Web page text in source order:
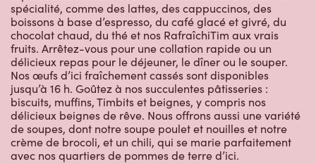
spécialité, comme des lattes, des cappuccinos, des
boissons à base d’espresso, du café glacé et givré, du
chocolat chaud, du thé et nos RafraîchiTim aux vrais
fruits. Arrêtez-vous pour une collation rapide ou un
délicieux repas pour le déjeuner, le dîner ou le souper.
Nos œufs d’ici fraîchement cassés sont disponibles
jusqu’à 16 h. Goûtez à nos succulentes pâtisseries :
biscuits, muffins, Timbits et beignes, y compris nos
délicieux beignes de rêve. Nous offrons aussi une variété
de soupes, dont notre soupe poulet et nouilles et notre
crème de brocoli, et un chili, qui se marie parfaitement
avec nos quartiers de pommes de terre d’ici.